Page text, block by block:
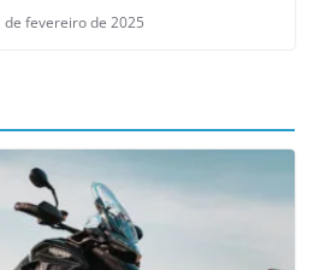
de fevereiro de 2025